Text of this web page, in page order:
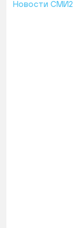
Новости СМИ2